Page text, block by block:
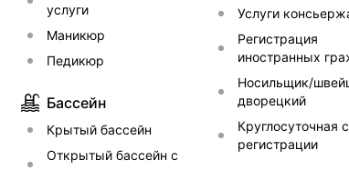
услуги
Маникюр
Педикюр
Бассейн
Крытый бассейн
Открытый бассейн с
Услуги
Регистрация
иностранных
Носильщик/
дворецкий
Круглосуточная
регистрации